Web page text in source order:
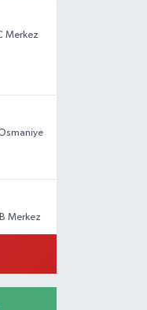
Merkez
Merkez